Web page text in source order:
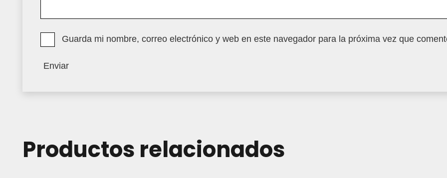
Guarda mi nombre, correo electrónico y web en este navegador para la próxima vez que
Productos relacionados